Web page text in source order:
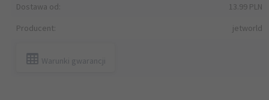
Dostawa od:
13.99 PLN
Producent:
jetworld
Warunki gwarancji